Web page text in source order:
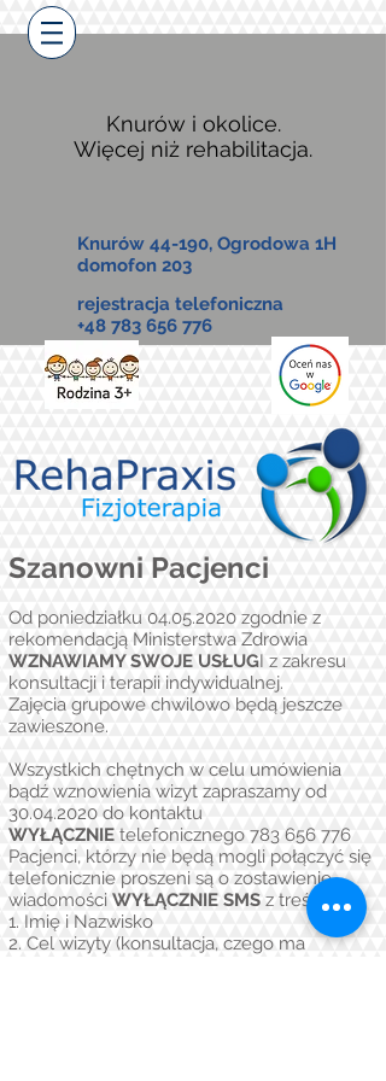
Knurów i okolice.
Więcej niż rehabilitacja.
Knurów 44-190, Ogrodowa 1H
domofon 203
rejestracja telefoniczna
+48 783 656 776
Szanowni Pacjenci
Od poniedziałku 04.05.2020 zgodnie z
rekomendacją Ministerstwa Zdrowia
WZNAWIAMY SWOJE USŁUGI z zakresu
konsultacji i terapii indywidualnej.
Zajęcia grupowe chwilowo będą jeszcze
zawieszone.
Wszystkich chętnych w celu umówienia
bądź wznowienia wizyt zapraszamy od
30.04.2020 do kontaktu
WYŁĄCZNIE telefonicznego 783 656 776
Pacjenci, którzy nie będą mogli połączyć się
telefonicznie proszeni są o zostawienie
wiadomości WYŁĄCZNIE SMS z treścią
1. Imię i Nazwisko
2. Cel wizyty (konsultacja, czego ma